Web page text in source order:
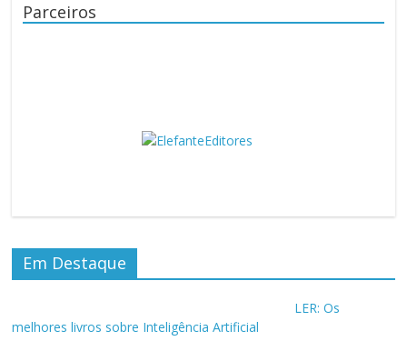
Parceiros
Em Destaque
LER: Os
melhores livros sobre Inteligência Artificial